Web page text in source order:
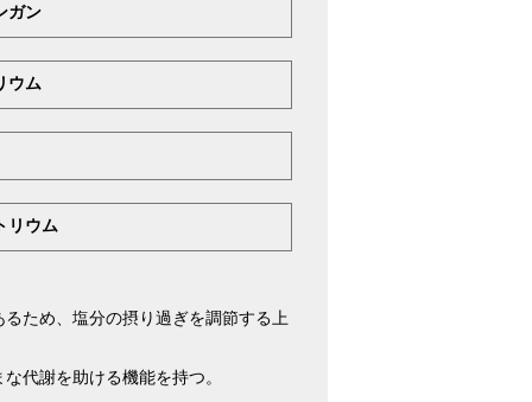
ガン
ウム
リウム
ため、塩分の摂り過ぎを調節する上
代謝を助ける機能を持つ。